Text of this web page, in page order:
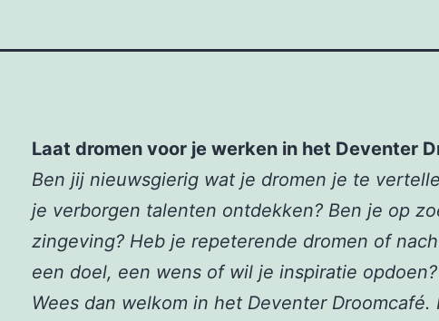
Laat dromen voor je werken in het Deventer
Ben jij nieuwsgierig wat je dromen je te
je verborgen talenten ontdekken? Ben je op
zingeving? Heb je repeterende dromen of
een doel, een wens of wil je inspiratie opdoen?
Wees dan welkom in het Deventer Droomcafé.